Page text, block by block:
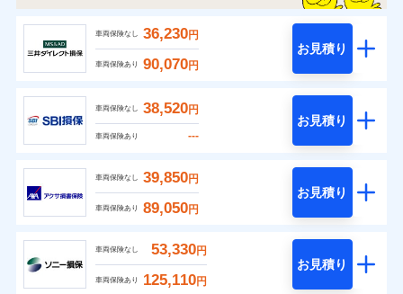
車両保険なし 36,230円
車両保険あり 90,070円
お見積り
車両保険なし 38,520円
車両保険あり ---
お見積り
車両保険なし 39,850円
車両保険あり 89,050円
お見積り
車両保険なし 53,330円
車両保険あり 125,110円
お見積り